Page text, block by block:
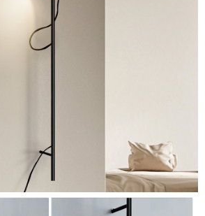
權停止該用戶之使用額度並採取法律行動。